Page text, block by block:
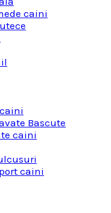
caini
Bascute
caini
caini